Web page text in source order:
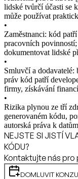
lidské tvůrčí účasti se
může používat
•
Zaměstnanci: kód
pracovních
dokumentovat lidské
•
Smluvčí a
práv kód patří
firmy, získávání
•
Rizika plynou ze tří
generovaném kódu,
autorská práva k
NEJSTE SI JISTÍ
KÓDU?
Kontaktujte nás pro
DOMLUVIT